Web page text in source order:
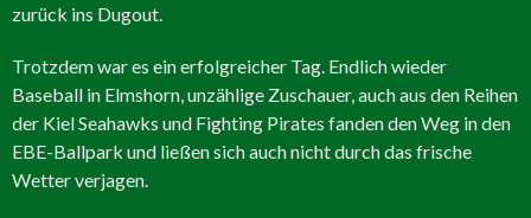
zurück ins Dugout.
Trotzdem war es ein erfolgreicher Tag. Endlich wieder
Baseball in Elmshorn, unzählige Zuschauer, auch aus den Reihen
der Kiel Seahawks und Fighting Pirates fanden den Weg in den
EBE-Ballpark und ließen sich auch nicht durch das frische
Wetter verjagen.